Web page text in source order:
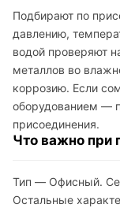
Подбирают по
давлению,
водой проверяют
металлов во
коррозию. Если
оборудованием —
присоединения.
Что важно при
Тип — Офисный.
Остальные